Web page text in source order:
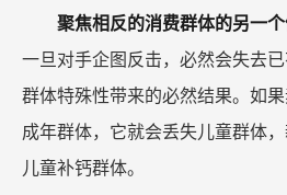
聚焦相反的消费群体的另一个
一旦对手企图反击，必然会失去
群体特殊性带来的必然结果。如
成年群体，它就会丢失儿童群体
儿童补钙群体。